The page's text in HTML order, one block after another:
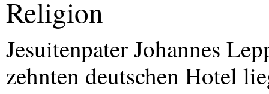
Religion
Jesuitenpater Johannes
zehnten deutschen Hotel